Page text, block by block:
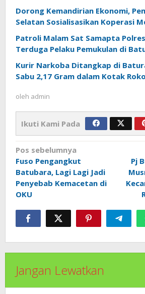
Dorong Kemandirian Ekonomi,
Selatan Sosialisasikan Koperasi
Patroli Malam Sat Samapta
Terduga Pelaku Pemukulan di
Kurir Narkoba Ditangkap di
Sabu 2,17 Gram dalam Kotak
oleh admin
Ikuti Kami Pada
Navigasi
pos
Pos sebelumnya
Fuso Pengangkut
Batubara, Lagi Lagi Jadi
Penyebab Kemacetan di
OKU
Pj
Jangan Lewatkan